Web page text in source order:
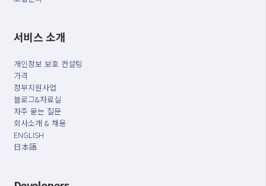
서비스 소개
개인정보 보호 컨설팅
가격
정부지원사업
블로그&자료실
자주 묻는 질문
회사소개 & 채용
ENGLISH
日本語